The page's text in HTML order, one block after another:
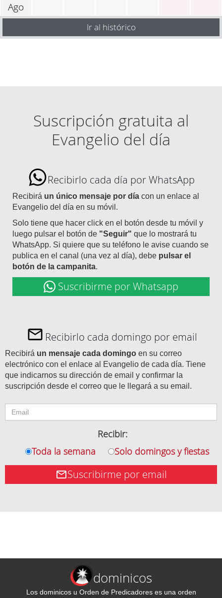
Ago
Ir al histórico
Suscripción gratuita al
Evangelio del día
Recibirlo cada día por WhatsApp
Recibirá un único mensaje por día con un enlace al
Evangelio del día en su móvil.
Solo tiene que hacer click en el botón desde tu móvil y
luego pulsar el botón de "Seguir" que lo mostrará tu
WhatsApp. Si quiere que su teléfono le avise cuando se
publica en el canal (una vez al día), debe pulsar el
botón de la campanita.
Suscribirme por Whatsapp
Recibirlo cada domingo por email
Recibirá un mensaje cada domingo en su correo
electrónico con el enlace al Evangelio de cada día. Tiene
que indicarnos su dirección de email y confirmar la
suscripción desde el correo que le llegará a su email.
Recibir:
Toda la semana
Solo domingos y fiestas
Suscribirme por email
dominicos
Los dominicos u Orden de Predicadores es una orden